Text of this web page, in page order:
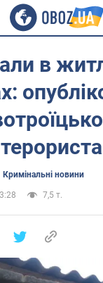
в
Кримінальні новини
7,5 т.